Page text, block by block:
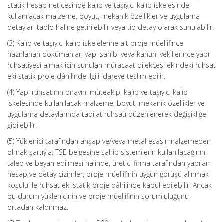
statik hesap neticesinde kalıp ve taşıyıcı kalıp iskelesinde
kullanılacak malzeme, boyut, mekanik özellikler ve uygulama
detayları tablo haline getirilebilir veya tip detay olarak sunulabilir.
(3) Kalıp ve taşıyıcı kalıp iskelelerine ait proje müellifince
hazırlanan dokümanlar, yapı sahibi veya kanuni vekillerince yapı
ruhsatiyesi almak için sunulan müracaat dilekçesi ekindeki ruhsat
eki statik proje dâhilinde ilgili idareye teslim edilir.
(4) Yapı ruhsatının onayını müteakip, kalıp ve taşıyıcı kalıp
iskelesinde kullanılacak malzeme, boyut, mekanik özellikler ve
uygulama detaylarında tadilat ruhsatı düzenlenerek değişikliğe
gidilebilir.
(5) Yüklenici tarafından ahşap ve/veya metal esaslı malzemeden
olmak şartıyla; TSE belgesine sahip sistemlerin kullanılacağının
talep ve beyan edilmesi halinde, üretici firma tarafından yapılan
hesap ve detay çizimler, proje müellifinin uygun görüşü alınmak
koşulu ile ruhsat eki statik proje dâhilinde kabul edilebilir. Ancak
bu durum yüklenicinin ve proje müellifinin sorumluluğunu
ortadan kaldırmaz.